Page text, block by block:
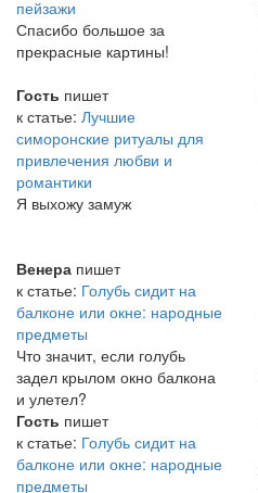
пейзажи
Спасибо большое за
прекрасные картины!
Гость пишет
к статье: Лучшие
симоронские ритуалы для
привлечения любви и
романтики
Я выхожу замуж
Венера пишет
к статье: Голубь сидит на
балконе или окне: народные
предметы
Что значит, если голубь
задел крылом окно балкона
и улетел?
Гость пишет
к статье: Голубь сидит на
балконе или окне: народные
предметы